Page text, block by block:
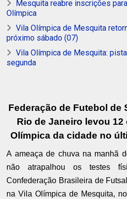
Mesquita reabre inscrições
Olímpica
Vila Olímpica de Mesquita
próximo sábado (07)
Vila Olímpica de Mesquita:
segunda
Federação de Futebol de
Rio de Janeiro levou
Olímpica da cidade no
A ameaça de chuva na manhã
não atrapalhou os testes
Confederação Brasileira de
na Vila Olímpica de Mesquita,